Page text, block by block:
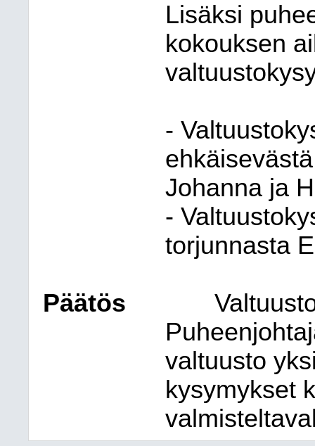
Lisäksi
kokouksen
-
Johanna ja
-
torjunnasta
Päätös
valtuusto
kysymykset